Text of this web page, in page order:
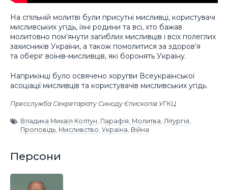
На спільній молитві були присутні мисливці, користувачі
мисливських угідь, їхні родини та всі, хто бажав
молитовно пом’янути загиблих мисливців і всіх полеглих
захисників України, а також помолитися за здоров’я
та оберіг воїнів-мисливців, які боронять Україну.
Наприкінці було освячено хоругви Всеукраїнської
асоціації мисливців та користувачів мисливських угідь.
Пресслужба Секретаріату Синоду Єпископів УГКЦ
Владика Михаїл Колтун, Парафія, Молитва, Літургія,
Проповідь, Мисливство, Україна, Війна
Персони